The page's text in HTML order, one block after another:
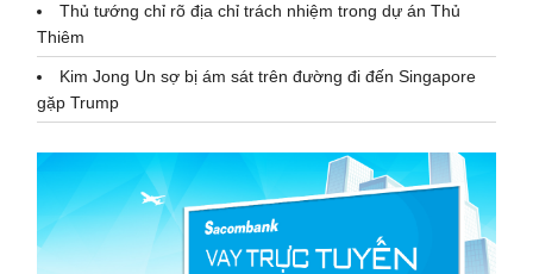
Thủ tướng chỉ rõ địa chỉ trách nhiệm trong dự án Thủ
Thiêm
Kim Jong Un sợ bị ám sát trên đường đi đến Singapore
gặp Trump